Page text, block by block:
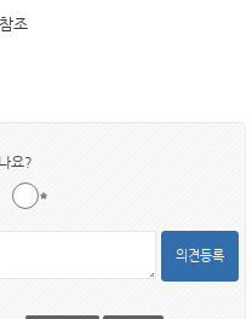
조
요?
의견등록